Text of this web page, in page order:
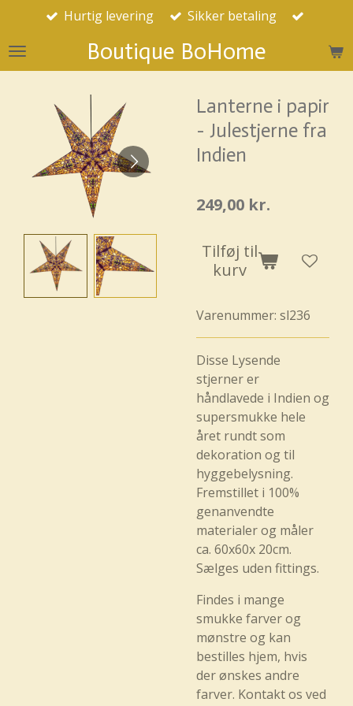
Spring
hovedindhold Boutique BoHome
Hurtig levering Sikker betaling
Lanterne i papir
- Julestjerne fra
Indien
249,00 kr.
Tilføj til
kurv
Varenummer: sl236
Disse Lysende
stjerner er
håndlavede i Indien og
supersmukke hele
året rundt som
dekoration og til
hyggebelysning.
Fremstillet i 100%
genanvendte
materialer og måler
ca. 60x60x 20cm.
Sælges uden fittings.
Findes i mange
smukke farver og
mønstre og kan
bestilles hjem, hvis
der ønskes andre
farver. Kontakt os ved